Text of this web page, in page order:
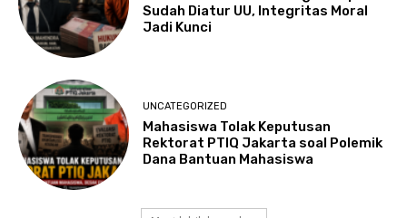
Sudah Diatur UU, Integritas Moral
Jadi Kunci
UNCATEGORIZED
Mahasiswa Tolak Keputusan
Rektorat PTIQ Jakarta soal Polemik
Dana Bantuan Mahasiswa